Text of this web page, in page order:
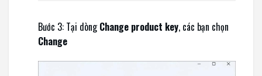
Bước 3: Tại dòngChange product key, các bạn chọn
Change